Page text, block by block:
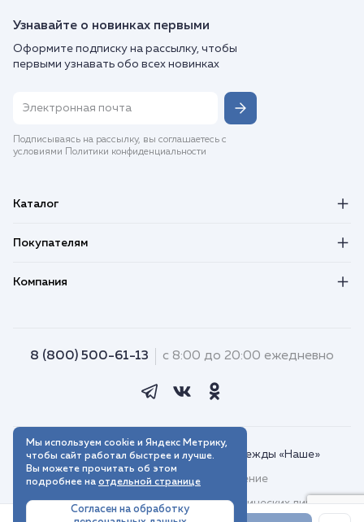
Узнавайте о новинках первыми
Оформите подписку на рассылку, чтобы
первыми узнавать обо всех новинках
Подписываясь на рассылку, вы соглашаетесь с
условиями Политики конфиденциальности
Каталог
Покупателям
Компания
8 (800) 500-61-13 с 8:00 до 20:00 ежедневно
© 2018–2026. Интернет-магазин одежды «Наше»
Пользовательское соглашение
Договор присоединения для юридических лиц
Мы используем cookie и Яндекс Метрику,
чтобы сайт работал быстрее и лучше.
Вы можете прочитать об этом
подробнее на отдельной странице
Согласен на обработку